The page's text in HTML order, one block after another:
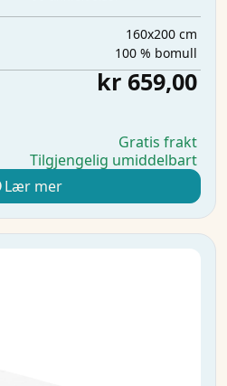
160x200 cm
100 % bomull
kr 659,00
Gratis frakt
Tilgjengelig umiddelbart
Lær mer